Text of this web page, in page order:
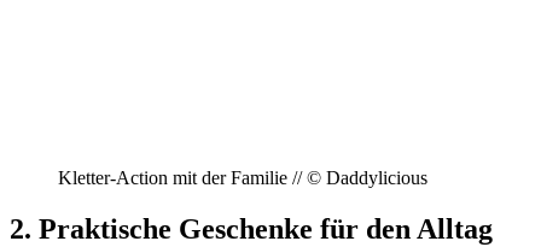
Kletter-Action mit der Familie // © Daddylicious
2. Praktische Geschenke für den Alltag